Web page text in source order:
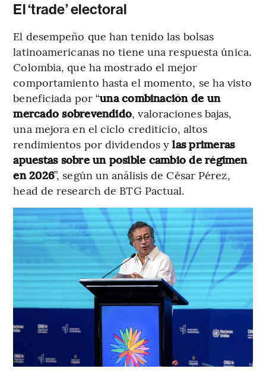
El ‘trade’ electoral
El desempeño que han tenido las bolsas
latinoamericanas no tiene una respuesta única.
Colombia, que ha mostrado el mejor
comportamiento hasta el momento, se ha visto
beneficiada por “una combinación de un
mercado sobrevendido, valoraciones bajas,
una mejora en el ciclo crediticio, altos
rendimientos por dividendos ylas primeras
apuestas sobre un posible cambio de régimen
en 2026”, según un análisis de César Pérez,
head de research de BTG Pactual.